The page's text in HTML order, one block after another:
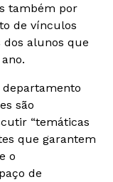
também por
de vínculos
alunos que
departamento
são
“temáticas
que garantem
o
de